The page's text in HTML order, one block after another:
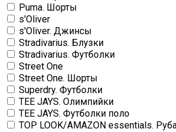
Puma. Шорты
s'Oliver
s'Oliver. Джинсы
Stradivarius. Блузки
Stradivarius. Футболки
Street One
Street One. Шорты
Superdry. Футболки
TEE JAYS. Олимпийки
TEE JAYS. Футболки поло
TOP LOOK/AMAZON essentials.